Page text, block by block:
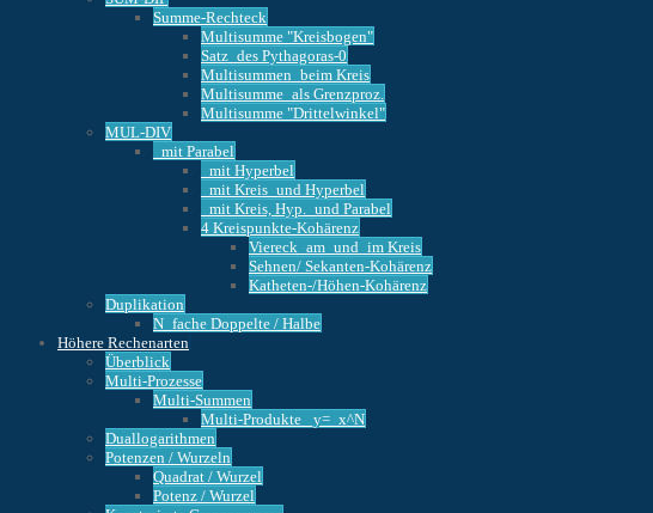
Summe-Rechteck
Multisumme "Kreisbogen"
Satz_des Pythagoras-0
Multisummen_beim Kreis
Multisumme_als Grenzproz.
Multisumme "Drittelwinkel"
MUL-DIV
_mit Parabel
_mit Hyperbel
_mit Kreis_und Hyperbel
_mit Kreis, Hyp._und Parabel
4 Kreispunkte-Kohärenz
Viereck_am_und_im Kreis
Sehnen/ Sekanten-Kohärenz
Katheten-/Höhen-Kohärenz
Duplikation
N_fache Doppelte / Halbe
Höhere Rechenarten
Überblick
Multi-Prozesse
Multi-Summen
Multi-Produkte _y=_x^N
Duallogarithmen
Potenzen / Wurzeln
Quadrat / Wurzel
Potenz / Wurzel